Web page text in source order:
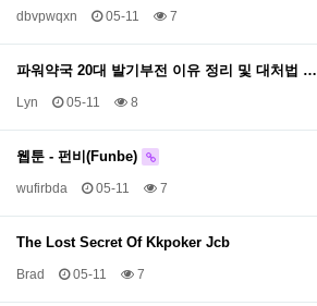
dbvpwqxn 05-11 7
파워약국 20대 발기부전 이유 정리 및 대처법 …
Lyn 05-11 8
웹툰 - 펀비(Funbe)
wufirbda 05-11 7
The Lost Secret Of Kkpoker Jcb
Brad 05-11 7